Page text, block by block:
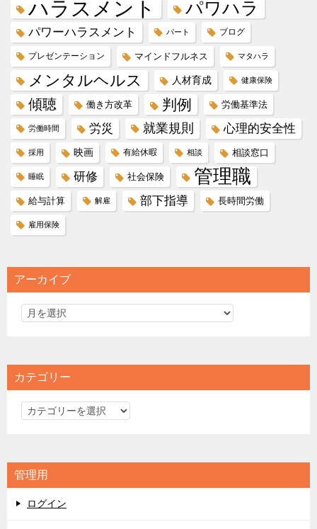
ハラスメント パワハラ
パワーハラスメント パート ブログ
プレゼンテーション マインドフルネス マタハラ
メンタルヘルス 人材育成 健康保険
傾聴 働き方改革 判例 労働基準法
労働時間 労災 就業規則 心理的安全性
採用 映画 有給休暇 相談 相談窓口
睡眠 研修 社会保険 管理職
給与計算 解雇 部下指導 長時間労働
雇用保険
アーカイブ
カテゴリー
カ
リ
ー
管理用
ログイン